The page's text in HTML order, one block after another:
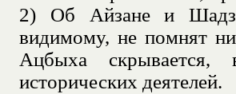
2) Об Айзане и
видимому, не помнят
Ацбыха скрывается,
исторических деятелей.